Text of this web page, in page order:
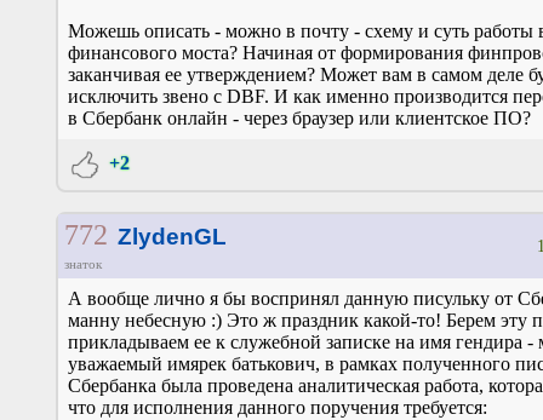
Можешь описать - можно в почту - схему и суть работы
финансового моста? Начиная от формирования
заканчивая ее утверждением? Может вам в самом деле
исключить звено с DBF. И как именно производится
в Сбербанк онлайн - через браузер или клиентское ПО?
+2
772 ZlydenGL
знаток
А вообще лично я бы воспринял данную писульку от
манну небесную :) Это ж праздник какой-то! Берем эту
прикладываем ее к служебной записке на имя гендира -
уважаемый имярек батькович, в рамках полученного
Сбербанка была проведена аналитическая работа,
что для исполнения данного поручения требуется: